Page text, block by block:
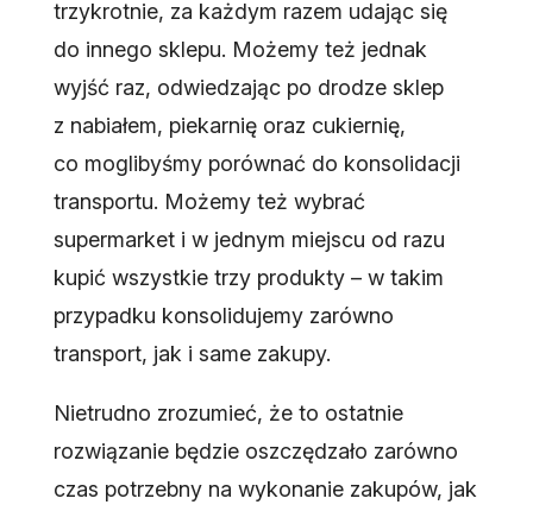
trzykrotnie, za każdym razem udając się
do innego sklepu. Możemy też jednak
wyjść raz, odwiedzając po drodze sklep
z nabiałem, piekarnię oraz cukiernię,
co moglibyśmy porównać do konsolidacji
transportu. Możemy też wybrać
supermarket i w jednym miejscu od razu
kupić wszystkie trzy produkty – w takim
przypadku konsolidujemy zarówno
transport, jak i same zakupy.
Nietrudno zrozumieć, że to ostatnie
rozwiązanie będzie oszczędzało zarówno
czas potrzebny na wykonanie zakupów, jak